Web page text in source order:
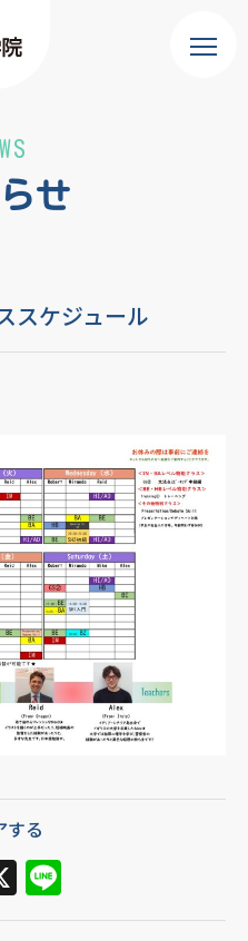
せ
スケジュール
する
X
n